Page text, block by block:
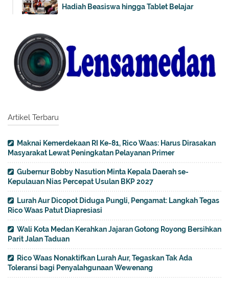
Hadiah Beasiswa hingga Tablet Belajar
Artikel Terbaru
Maknai Kemerdekaan RI Ke-81, Rico Waas: Harus Dirasakan
Masyarakat Lewat Peningkatan Pelayanan Primer
Gubernur Bobby Nasution Minta Kepala Daerah se-
Kepulauan Nias Percepat Usulan BKP 2027
Lurah Aur Dicopot Diduga Pungli, Pengamat: Langkah Tegas
Rico Waas Patut Diapresiasi
Wali Kota Medan Kerahkan Jajaran Gotong Royong Bersihkan
Parit Jalan Taduan
Rico Waas Nonaktifkan Lurah Aur, Tegaskan Tak Ada
Toleransi bagi Penyalahgunaan Wewenang